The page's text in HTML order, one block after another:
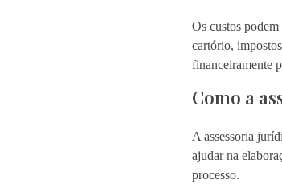
Os custos
cartório,
financeiramente
Como a
A assessoria
ajudar na
processo.